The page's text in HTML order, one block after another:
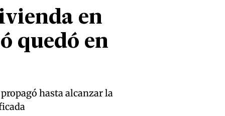
en
quedó en
hasta alcanzar la